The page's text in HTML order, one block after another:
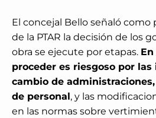
El concejal Bello señaló
de la PTAR la decisión de los
obra se ejecute por etapas.
proceder es riesgoso por
cambio de
de personal, y las
en las normas sobre